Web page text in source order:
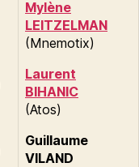
Mylène
LEITZELMAN
(Mnemotix)
Laurent
BIHANIC
(Atos)
Guillaume
VILAND